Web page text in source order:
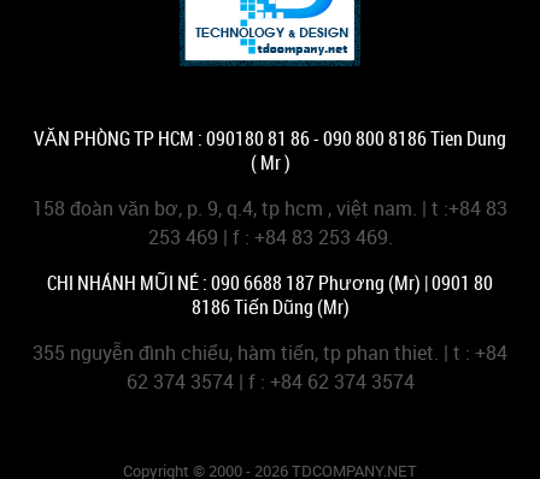
VĂN PHÒNG TP HCM : 090180 81 86 - 090 800 8186 Tien Dung
( Mr )
158 đoàn văn bơ, p. 9, q.4, tp hcm , việt nam. | t :+84 83
253 469 | f : +84 83 253 469.
CHI NHÁNH MŨI NÉ : 090 6688 187 Phương (Mr) | 0901 80
8186 Tiến Dũng (Mr)
355 nguyễn đình chiểu, hàm tiến, tp phan thiet. | t : +84
62 374 3574 | f : +84 62 374 3574
Copyright © 2000 - 2026 TDCOMPANY.NET